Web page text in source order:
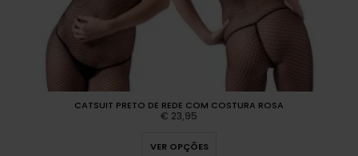
CATSUIT PRETO DE REDE COM COSTURA ROSA
€ 23,95
VER OPÇÕES